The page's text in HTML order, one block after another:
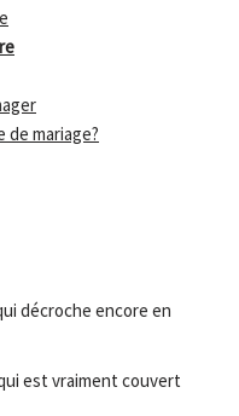
mariage?
décroche encore en
est vraiment couvert